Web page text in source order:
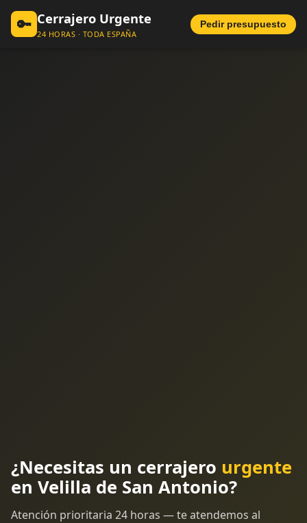
🔑 Cerrajero Urgente
24 HORAS · TODA ESPAÑA
Pedir presupuesto
¿Necesitas un cerrajero urgente
en Velilla de San Antonio?
Atención prioritaria 24 horas — te atendemos al